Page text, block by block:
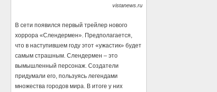
vistanews.ru
В сети появился первый трейлер нового
хоррора «Слендермен». Предполагается,
что в наступившем году этот «ужастик» будет
самым страшным. Слендермен – это
вымышленный персонаж. Создатели
придумали его, пользуясь легендами
множества городов мира. В итоге у них